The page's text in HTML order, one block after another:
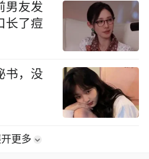
男友发
长了痘
书，没
更多